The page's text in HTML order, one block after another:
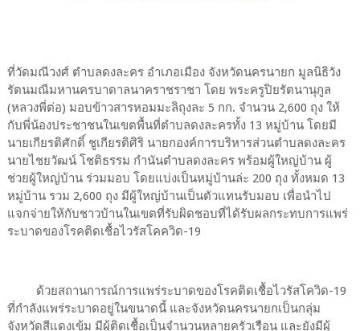
ที่วัดมณีวงศ์ ตำบลดงละคร อำเภอเมือง จังหวัดนครนายก มูลนิธิวัง
รัตนมณีมหานครบาดาลนาคราชราชา โดย พระครูปิยรัตนานุกูล
(หลวงพี่ต่อ) มอบข้าวสารหอมมะลิถุงละ 5 กก. จำนวน 2,600 ถุง ให้
กับพี่น้องประชาชนในเขตพื้นที่ตำบลดงละครทั้ง 13 หมู่บ้าน โดยมี
นายเกียรติศักดิ์ ชูเกียรติศิริ นายกองค์การบริหารส่วนตำบลดงละคร
นายไชยวัฒน์ โชติธรรม กำนันตำบลดงละคร พร้อมผู้ใหญ่บ้าน ผู้
ช่วยผู้ใหญ่บ้าน ร่วมมอบ โดยแบ่งเป็นหมู่บ้านล่ะ 200 ถุง ทั้งหมด 13
หมู่บ้าน รวม 2,600 ถุง มีผู้ใหญ่บ้านเป็นตัวแทนรับมอบ เพื่อนำไป
แจกจ่ายให้กับชาวบ้านในเขตที่รับผิดชอบที่ได้รับผลกระทบการแพร่
ระบาดของโรคติดเชื้อไวรัสโคควิด-19
ด้วยสถานการณ์การแพร่ระบาดของโรคติดเชื้อไวรัสโควิด-19
ที่กำลังแพร่ระบาดอยู่ในขนาดนี้ และจังหวัดนครนายกเป็นกลุ่ม
จังหวัดสีแดงเข้ม มีผู้ติดเชื้อเป็นจำนวนหลายครัวเรือน และยังมีผู้